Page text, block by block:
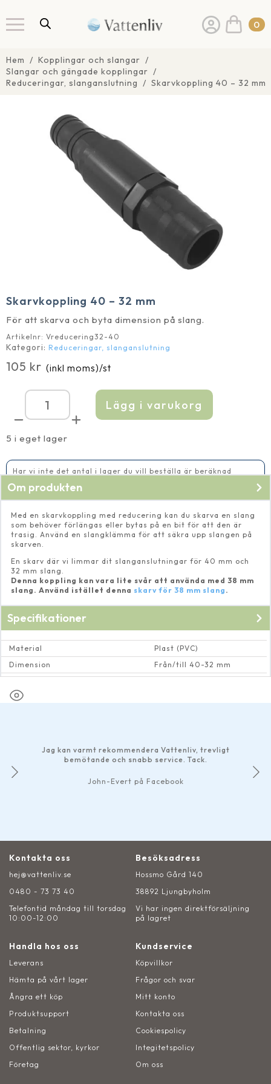
0
Hem
Kopplingar och slangar
Slangar och gängade kopplingar
Reduceringar, slanganslutning
Skarvkoppling 40 – 32 mm
Skarvkoppling 40 – 32 mm
För att skarva och byta dimension på slang.
Artikelnr: Vreducering32-40
Kategori: Reduceringar, slanganslutning
105 kr (inkl moms)/st
5 i eget lager
Skarvkoppling
40
32
mm
Lägg i varukorg
Har vi inte det antal i lager du vill beställa är beräknad
Om produkten
Med en skarvkoppling med reducering kan du skarva en slang
som behöver förlängas eller bytas på en bit för att den är
trasig. Använd en slangklämma för att säkra upp slangen på
skarven.
En skarv där vi limmar dit slanganslutningar för 40 mm och
32 mm slang.
Denna koppling kan vara lite svår att använda med 38 mm
slang. Använd istället denna skarv för 38 mm slang .
Specifikationer
Material
Plast (PVC)
Dimension
Från/till 40-32 mm
Jag kan varmt rekommendera Vattenliv, trevligt
bemötande och snabb service. Tack.
John-Evert på Facebook
Kontakta oss
hej@vattenliv.se
0480 - 73 73 40
Telefontid måndag till torsdag
10:00-12:00
Besöksadress
Hossmo Gård 140
38892 Ljungbyholm
Vi har ingen direktförsäljning
på lagret
Handla hos oss
Leverans
Hämta på vårt lager
Ångra ett köp
Produktsupport
Betalning
Offentlig sektor, kyrkor
Företag
Kundservice
Köpvillkor
Frågor och svar
Mitt konto
Kontakta oss
Cookiespolicy
Integitetspolicy
Om oss